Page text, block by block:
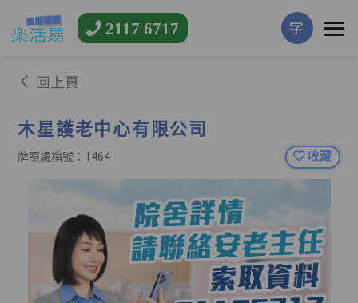
2117 6717 字
回上頁
木星護老中心有限公司
牌照處檔號：1464 收藏